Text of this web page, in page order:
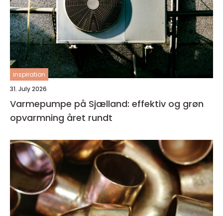
inspiration
31. July 2026
Varmepumpe på Sjælland: effektiv og grøn
opvarmning året rundt